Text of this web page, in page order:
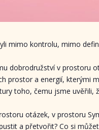
mimo kontrolu, mimo
dobrodružství v prostoru
prostor a energií, kterými
toho, čemu jsme
otázek, v prostoru
a přetvořit? Co si